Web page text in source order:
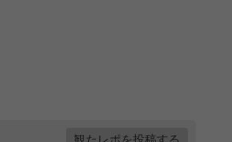
観たレポを投稿する